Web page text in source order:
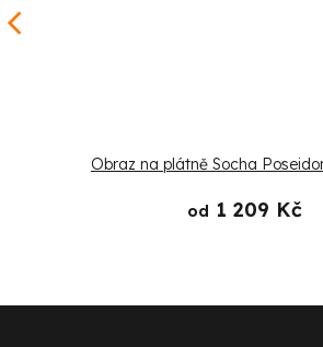
Obraz na plátně Socha
od 1 209 Kč